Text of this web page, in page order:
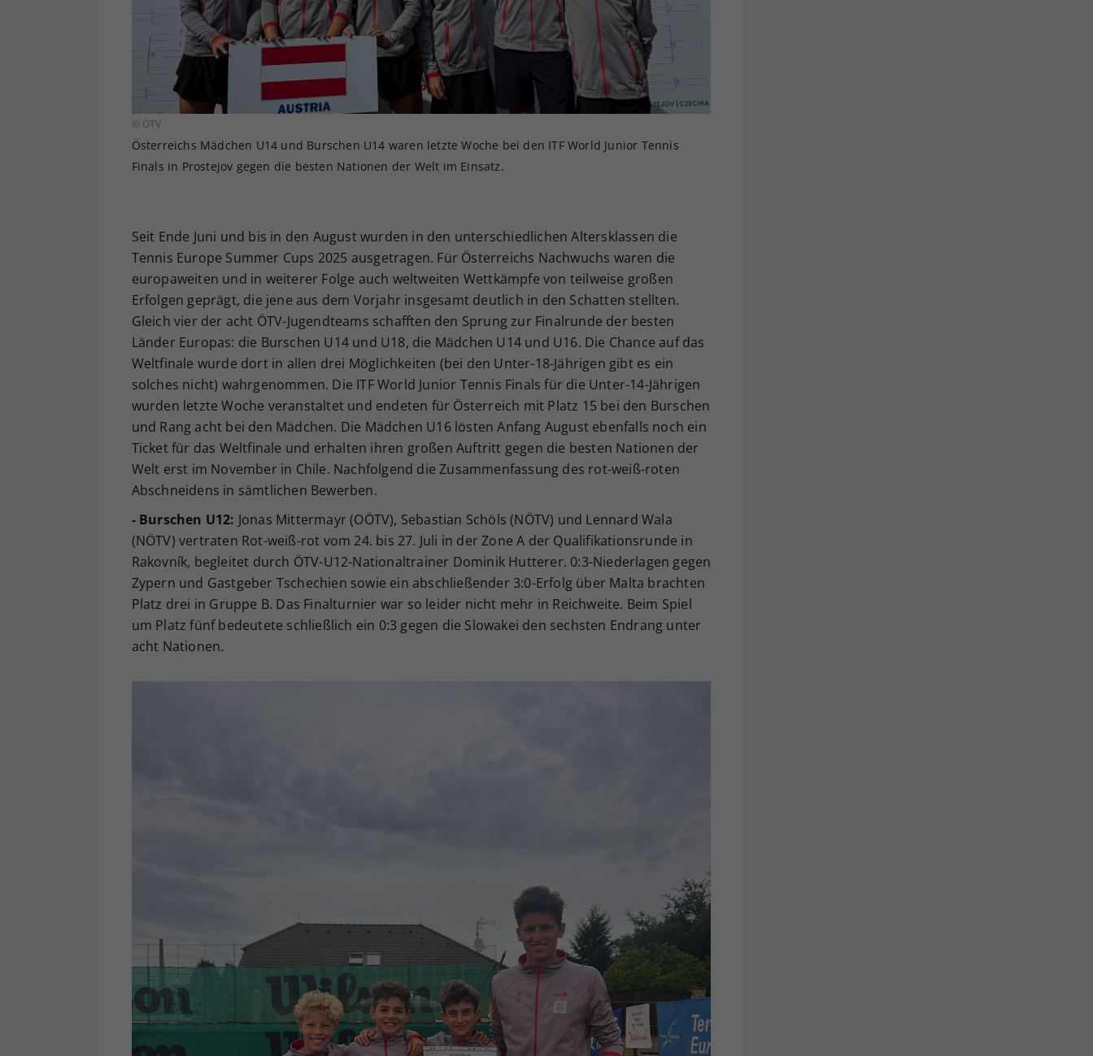
© ÖTV
Österreichs Mädchen U14 und Burschen U14 waren letzte Woche bei den ITF World Junior Tennis
Finals in Prostejov gegen die besten Nationen der Welt im Einsatz.
Seit Ende Juni und bis in den August wurden in den unterschiedlichen Altersklassen die
Tennis Europe Summer Cups 2025 ausgetragen. Für Österreichs Nachwuchs waren die
europaweiten und in weiterer Folge auch weltweiten Wettkämpfe von teilweise großen
Erfolgen geprägt, die jene aus dem Vorjahr insgesamt deutlich in den Schatten stellten.
Gleich vier der acht ÖTV-Jugendteams schafften den Sprung zur Finalrunde der besten
Länder Europas: die Burschen U14 und U18, die Mädchen U14 und U16. Die Chance auf das
Weltfinale wurde dort in allen drei Möglichkeiten (bei den Unter-18-Jährigen gibt es ein
solches nicht) wahrgenommen. Die ITF World Junior Tennis Finals für die Unter-14-Jährigen
wurden letzte Woche veranstaltet und endeten für Österreich mit Platz 15 bei den Burschen
und Rang acht bei den Mädchen. Die Mädchen U16 lösten Anfang August ebenfalls noch ein
Ticket für das Weltfinale und erhalten ihren großen Auftritt gegen die besten Nationen der
Welt erst im November in Chile. Nachfolgend die Zusammenfassung des rot-weiß-roten
Abschneidens in sämtlichen Bewerben.
- Burschen U12: Jonas Mittermayr (OÖTV), Sebastian Schöls (NÖTV) und Lennard Wala
(NÖTV) vertraten Rot-weiß-rot vom 24. bis 27. Juli in der Zone A der Qualifikationsrunde in
Rakovník, begleitet durch ÖTV-U12-Nationaltrainer Dominik Hutterer. 0:3-Niederlagen gegen
Zypern und Gastgeber Tschechien sowie ein abschließender 3:0-Erfolg über Malta brachten
Platz drei in Gruppe B. Das Finalturnier war so leider nicht mehr in Reichweite. Beim Spiel
um Platz fünf bedeutete schließlich ein 0:3 gegen die Slowakei den sechsten Endrang unter
acht Nationen.
Ihrer vorgenommen Einstellungen, falls der
Webseiten-Betreiber dies eingestellt hat.